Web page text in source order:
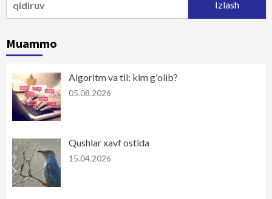
Muammo
Algoritm va til: kim g'olib?
05.08.2026
Qushlar xavf ostida
15.04.2026